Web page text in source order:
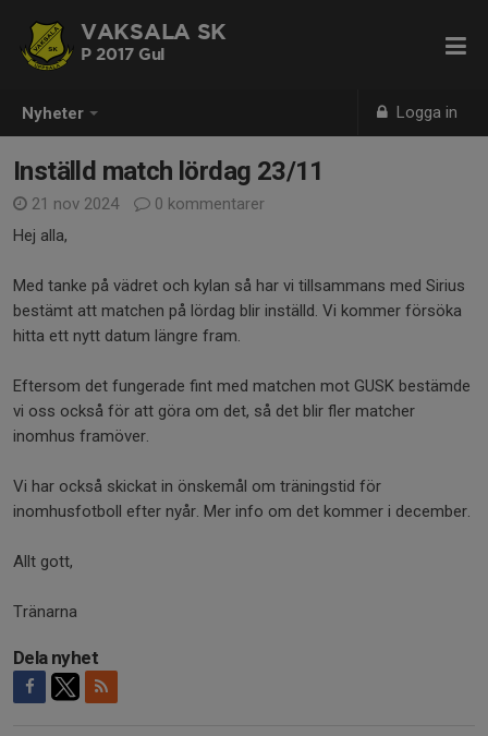
Nyheter Logga in
VAKSALA SK
P 2017 Gul
Inställd match lördag 23/11
21 nov 2024
0 kommentarer
Hej alla,
Med tanke på vädret och kylan så har vi tillsammans med Sirius
bestämt att matchen på lördag blir inställd. Vi kommer försöka
hitta ett nytt datum längre fram.
Eftersom det fungerade fint med matchen mot GUSK bestämde
vi oss också för att göra om det, så det blir fler matcher
inomhus framöver.
Vi har också skickat in önskemål om träningstid för
inomhusfotboll efter nyår. Mer info om det kommer i december.
Allt gott,
Tränarna
Dela nyhet